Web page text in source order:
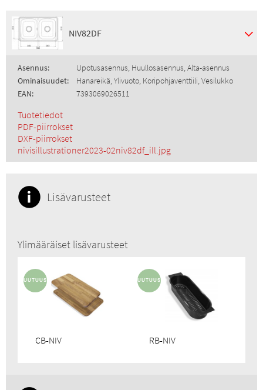
NIV82DF
Asennus:
Upotusasennus, Huullosasennus, Alta-asennus
Ominaisuudet:
Hanareikä, Ylivuoto, Koripohjaventtiili, Vesilukko
EAN:
7393069026511
Tuotetiedot
PDF-piirrokset
DXF-piirrokset
nivisillustrationer2023-02niv82df_ill.jpg
Lisävarusteet
Ylimääräiset lisävarusteet
CB-NIV RB-NIV